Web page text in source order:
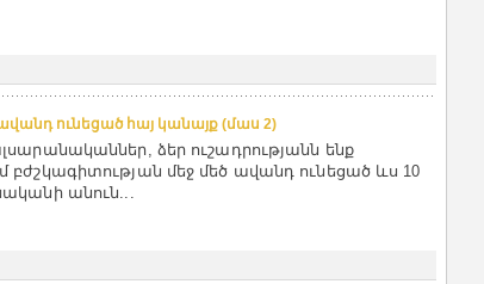
ունեցած հայ կանայք (մաս 2)
ձեր ուշադրությանն ենք
բժշկագիտության մեջ մեծ ավանդ ունեցած ևս 10
անուն...